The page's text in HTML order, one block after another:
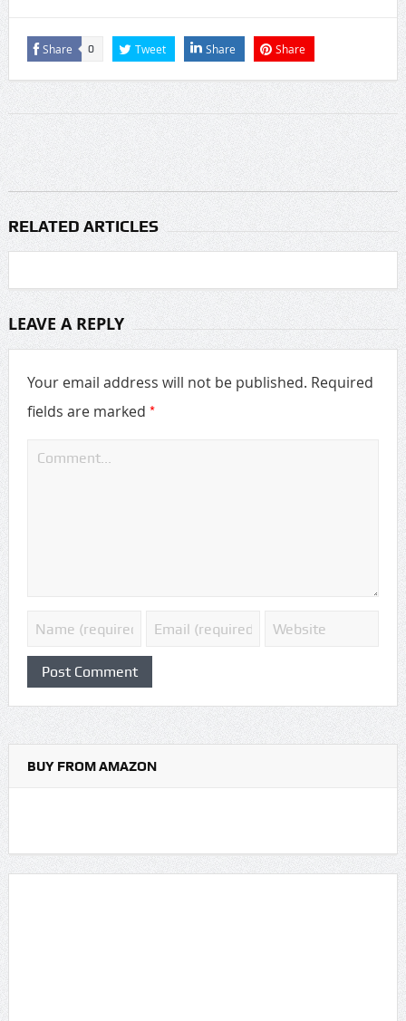
Share 0 Tweet Share Share
RELATED ARTICLES
LEAVE A REPLY
Your email address will not be published. Required
fields are marked *
BUY FROM AMAZON